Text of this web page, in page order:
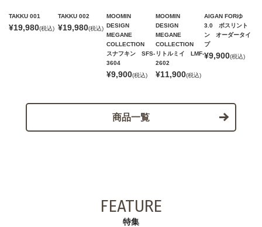
TAKKU 001
¥19,980(税込)
TAKKU 002
¥19,980(税込)
MOOMIN
DESIGN
MEGANE
COLLECTION
スナフキン SFS-
3604
¥9,900(税込)
MOOMIN
DESIGN
MEGANE
COLLECTION
リトルミイ LMF-
2602
¥11,900(税込)
AIGAN FORゆ
3.0 ボスリント
ン オーダータイ
プ
¥9,900(税込)
商品一覧
FEATURE
特集